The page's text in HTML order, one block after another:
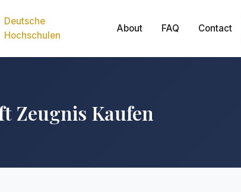
Deutsche
Hochschulen
About FAQ Contact
Zeugnis Kaufen